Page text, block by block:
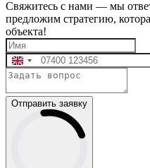
Свяжитесь с нами — мы
предложим стратегию,
объекта!
Отправить заявку